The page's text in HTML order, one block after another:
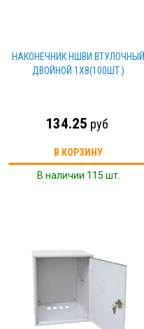
НАКОНЕЧНИК НШВИ ВТУЛОЧНЫЙ
ДВОЙНОЙ 1Х8(100ШТ.)
134.25 руб
В КОРЗИНУ
В наличии 115 шт.